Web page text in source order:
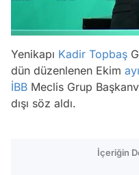
Yenikapı Kadir Topbaş
dün düzenlenen Ekim ayı
İBB Meclis Grup
dışı söz aldı.
İçeriğin